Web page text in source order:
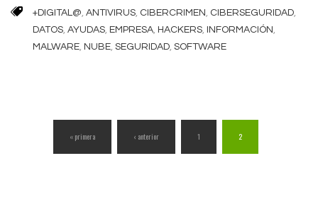
+DIGITAL@, ANTIVIRUS, CIBERCRIMEN , CIBERSEGURIDAD,
DATOS, AYUDAS, EMPRESA, HACKERS, INFORMACIÓN ,
MALWARE, NUBE, SEGURIDAD, SOFTWARE
« primera ‹ anterior 1 2